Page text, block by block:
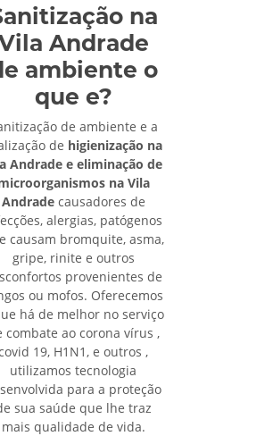
na
Andrade
ambiente o
que e?
de ambiente e a
de higienização na
Andrade e eliminação de
na Vila
Andradecausadores de
alergias, patógenos
causam bromquite, asma,
gripe, rinite e outros
provenientes de
ou mofos. Oferecemos
há de melhor no serviço
combate ao corona vírus ,
19, H1N1, e outros ,
utilizamos tecnologia
para a proteção
sua saúde que lhe traz
mais qualidade de vida.